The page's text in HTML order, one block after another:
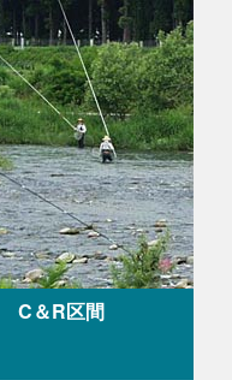
C＆R区間